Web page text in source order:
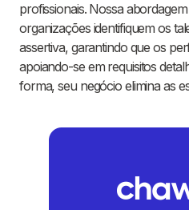
profissionais. Nossa
organizações identifiquem os
assertiva, garantindo que os
apoiando-se em requisitos
forma, seu negócio elimina as